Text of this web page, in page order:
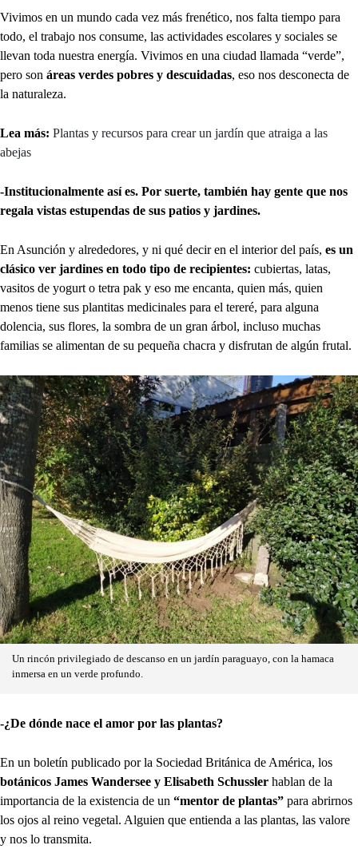
Vivimos en un mundo cada vez más frenético, nos falta tiempo para
todo, el trabajo nos consume, las actividades escolares y sociales se
llevan toda nuestra energía. Vivimos en una ciudad llamada “verde”,
pero son áreas verdes pobres y descuidadas, eso nos desconecta de
la naturaleza.
Lea más: Plantas y recursos para crear un jardín que atraiga a las
abejas
-Institucionalmente así es. Por suerte, también hay gente que nos
regala vistas estupendas de sus patios y jardines.
En Asunción y alrededores, y ni qué decir en el interior del país, es un
clásico ver jardines en todo tipo de recipientes: cubiertas, latas,
vasitos de yogurt o tetra pak y eso me encanta, quien más, quien
menos tiene sus plantitas medicinales para el tereré, para alguna
dolencia, sus flores, la sombra de un gran árbol, incluso muchas
familias se alimentan de su pequeña chacra y disfrutan de algún frutal.
Un rincón privilegiado de descanso en un jardín paraguayo, con la hamaca
inmersa en un verde profundo.
-¿De dónde nace el amor por las plantas?
En un boletín publicado por la Sociedad Británica de América, los
botánicos James Wandersee y Elisabeth Schussler hablan de la
importancia de la existencia de un “mentor de plantas” para abrirnos
los ojos al reino vegetal. Alguien que entienda a las plantas, las valore
y nos lo transmita.